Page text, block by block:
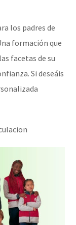
los padres de
formación que
facetas de su
Si deseáis